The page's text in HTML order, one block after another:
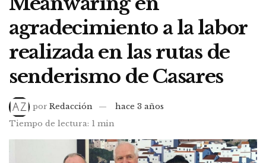
agradecimiento a la labor
realizada en las rutas de
senderismo de Casares
por Redacción
hace 3 años
Tiempo de lectura: 1 min